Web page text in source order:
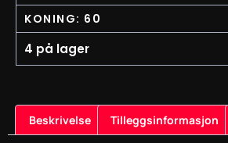
KONING: 60
4 på lager
Beskrivelse Tilleggsinformasjon